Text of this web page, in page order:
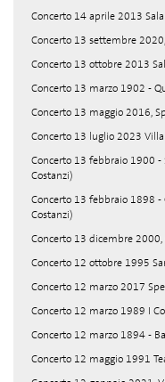
Concerto 14 aprile 2013
Concerto 13 settembre
Concerto 13 ottobre 2013
Concerto 13 marzo 1902 -
Concerto 13 maggio 2016,
Concerto 13 luglio 2023
Concerto 13 febbraio 1900 -
Costanzi)
Concerto 13 febbraio 1898 -
Costanzi)
Concerto 13 dicembre
Concerto 12 ottobre 1995
Concerto 12 marzo 2017
Concerto 12 marzo 1989 I
Concerto 12 marzo 1894 -
Concerto 12 maggio 1991